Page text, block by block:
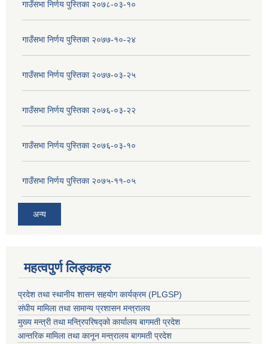
गाउँसभा निर्णय पुस्तिका २०७८-०३-१०
गाउँसभा निर्णय पुस्तिका २०७७-१०-२४
गाउँसभा निर्णय पुस्तिका २०७७-०३-२५
गाउँसभा निर्णय पुस्तिका २०७६-०३-२२
गाउँसभा निर्णय पुस्तिका २०७६-०३-१०
गाउँसभा निर्णय पुस्तिका २०७५-११-०५
अन्य
महत्वपुर्ण लिङ्कहरु
प्रदेश तथा स्थानीय शासन सहयाेग कार्यक्रम (PLGSP)
संघीय मामिला तथा सामान्य प्रशासन मन्त्रालय
मुख्य मन्त्री तथा मन्त्रिपरिषद्को कार्यालय बागमती प्रदेश
आन्तरिक मामिला तथा कानून मन्त्रालय बागमती प्रदेश